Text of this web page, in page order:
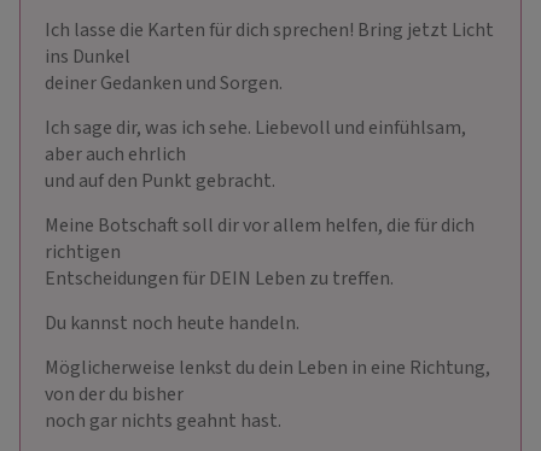
Ich lasse die Karten für dich sprechen! Bring jetzt Licht
ins Dunkel
deiner Gedanken und Sorgen.
Ich sage dir, was ich sehe. Liebevoll und einfühlsam,
aber auch ehrlich
und auf den Punkt gebracht.
Meine Botschaft soll dir vor allem helfen, die für dich
richtigen
Entscheidungen für DEIN Leben zu treffen.
Du kannst noch heute handeln.
Möglicherweise lenkst du dein Leben in eine Richtung,
von der du bisher
noch gar nichts geahnt hast.